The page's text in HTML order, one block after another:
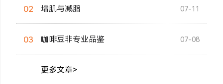
02 增肌与减脂 07-11
03 咖啡豆非专业品鉴 07-08
更多文章>